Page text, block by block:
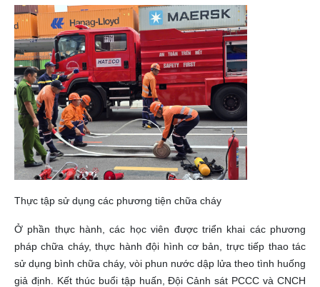
Thực tập sử dụng các phương tiện chữa cháy
Ở phần thực hành, các học viên được triển khai các phương
pháp chữa cháy, thực hành đội hình cơ bản, trực tiếp thao tác
sử dụng bình chữa cháy, vòi phun nước dập lửa theo tình huống
giả định. Kết thúc buổi tập huấn, Đội Cảnh sát PCCC và CNCH